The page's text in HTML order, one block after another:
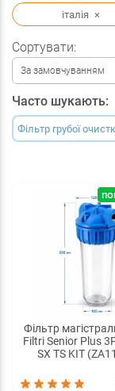
італія ×
Сортувати:
За замовчуванням
Часто шукають:
Фільтр грубої
Фільтр
Filtri Senior Plus
SX TS KIT